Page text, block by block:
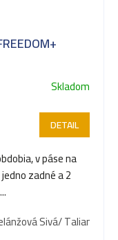
Skladom
DETAIL
v páse na
zadné a 2
Sivá/ Taliansko